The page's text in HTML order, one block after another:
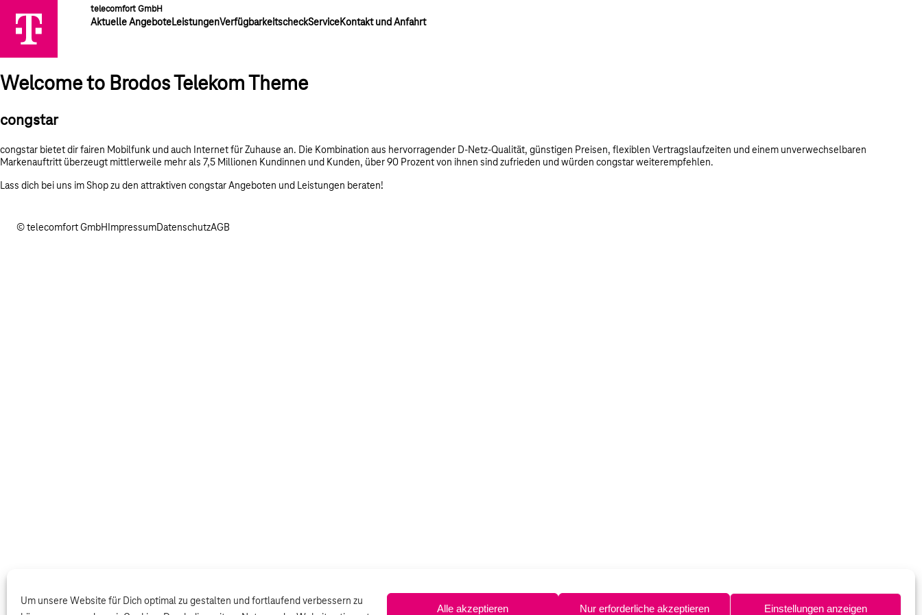
Um unsere Website für Dich optimal zu gestalten und fortlaufend verbessern zu
Alle akzeptieren Nur erforderliche akzeptieren Einstellungen anzeigen
telecomfort GmbH
Aktuelle AngeboteLeistungenVerfügbarkeitscheckServiceKontakt und Anfahrt
Welcome to Brodos Telekom Theme
congstar
congstar bietet dir fairen Mobilfunk und auch Internet für Zuhause an. Die Kombination aus hervorragender D-Netz-Qualität, günstigen Preisen, flexiblen Vertragslaufzeiten und einem unverwechselbaren
Markenauftritt überzeugt mittlerweile mehr als 7,5 Millionen Kundinnen und Kunden, über 90 Prozent von ihnen sind zufrieden und würden congstar weiterempfehlen.
Lass dich bei uns im Shop zu den attraktiven congstar Angeboten und Leistungen beraten!
© telecomfort GmbH ImpressumDatenschutzAGB